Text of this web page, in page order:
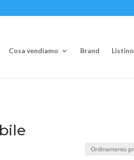
Cosa vendiamo Brand Listino